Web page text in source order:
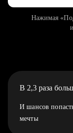
Нажимая
В 2,3 раза
И шансов
мечты